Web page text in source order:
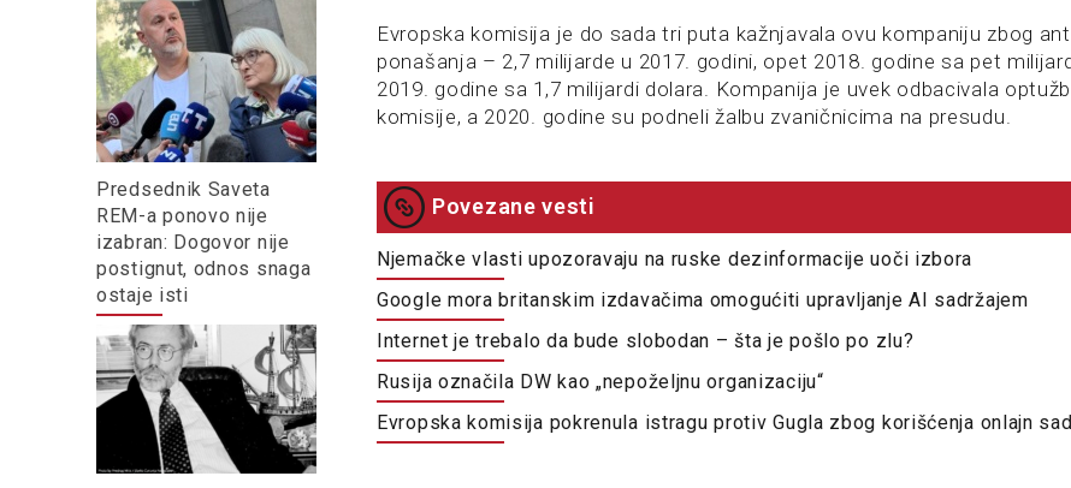
Predsednik Saveta
REM-a ponovo nije
izabran: Dogovor nije
postignut, odnos snaga
ostaje isti
Evropska komisija je do sada tri puta kažnjavala ovu kompaniju zbog
ponašanja – 2,7 milijarde u 2017. godini, opet 2018. godine sa pet
2019. godine sa 1,7 milijardi dolara. Kompanija je uvek odbacivala
komisije, a 2020. godine su podneli žalbu zvaničnicima na presudu.
Povezane vesti
Njemačke vlasti upozoravaju na ruske dezinformacije uoči izbora
Google mora britanskim izdavačima omogućiti upravljanje AI sadržajem
Internet je trebalo da bude slobodan – šta je pošlo po zlu?
Rusija označila DW kao „nepoželjnu organizaciju“
Evropska komisija pokrenula istragu protiv Gugla zbog korišćenja onlajn